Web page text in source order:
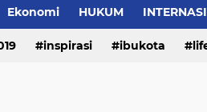
Ekonomi HUKUM
inspirasi ibukota